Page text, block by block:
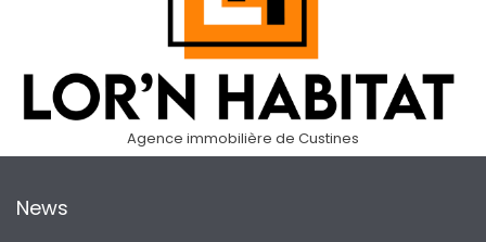
Agence immobilière de Custines
News